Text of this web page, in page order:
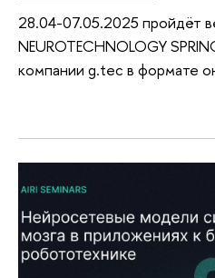
28.04-07.05.2025 пройдёт
NEUROTECHNOLOGY
компании g.tec в формате